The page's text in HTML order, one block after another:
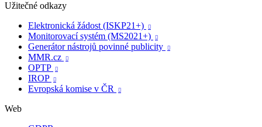
Užitečné odkazy
Elektronická žádost (ISKP21+)

Monitorovací systém (MS2021+) 
Generátor nástrojů povinné publicity 
MMR.cz 
OPTP 
IROP 
Evropská komise v ČR 
Web